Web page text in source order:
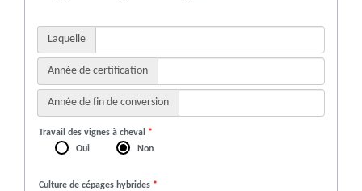
Laquelle
Année de certification
Année de fin de conversion
Travail des vignes à cheval *
Oui
Non
Culture de cépages hybrides *